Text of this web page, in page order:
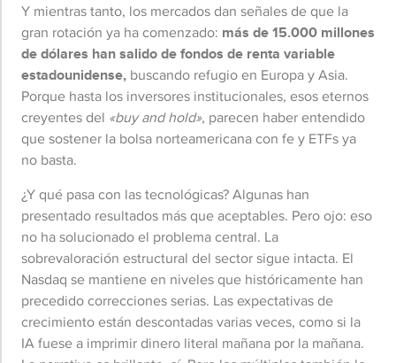
Y mientras tanto, los mercados dan señales de que la
gran rotación ya ha comenzado: más de 15.000 millones
de dólares han salido de fondos de renta variable
estadounidense, buscando refugio en Europa y Asia.
Porque hasta los inversores institucionales, esos eternos
creyentes del «buy and hold», parecen haber entendido
que sostener la bolsa norteamericana con fe y ETFs ya
no basta.
¿Y qué pasa con las tecnológicas? Algunas han
presentado resultados más que aceptables. Pero ojo: eso
no ha solucionado el problema central. La
sobrevaloración estructural del sector sigue intacta. El
Nasdaq se mantiene en niveles que históricamente han
precedido correcciones serias. Las expectativas de
crecimiento están descontadas varias veces, como si la
IA fuese a imprimir dinero literal mañana por la mañana.